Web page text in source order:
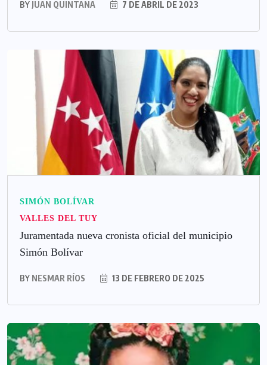
BY JUAN QUINTANA 7 DE ABRIL DE 2023
SIMÓN BOLÍVAR
VALLES DEL TUY
Juramentada nueva cronista oficial del municipio
Simón Bolívar
BY NESMAR RÍOS 13 DE FEBRERO DE 2025